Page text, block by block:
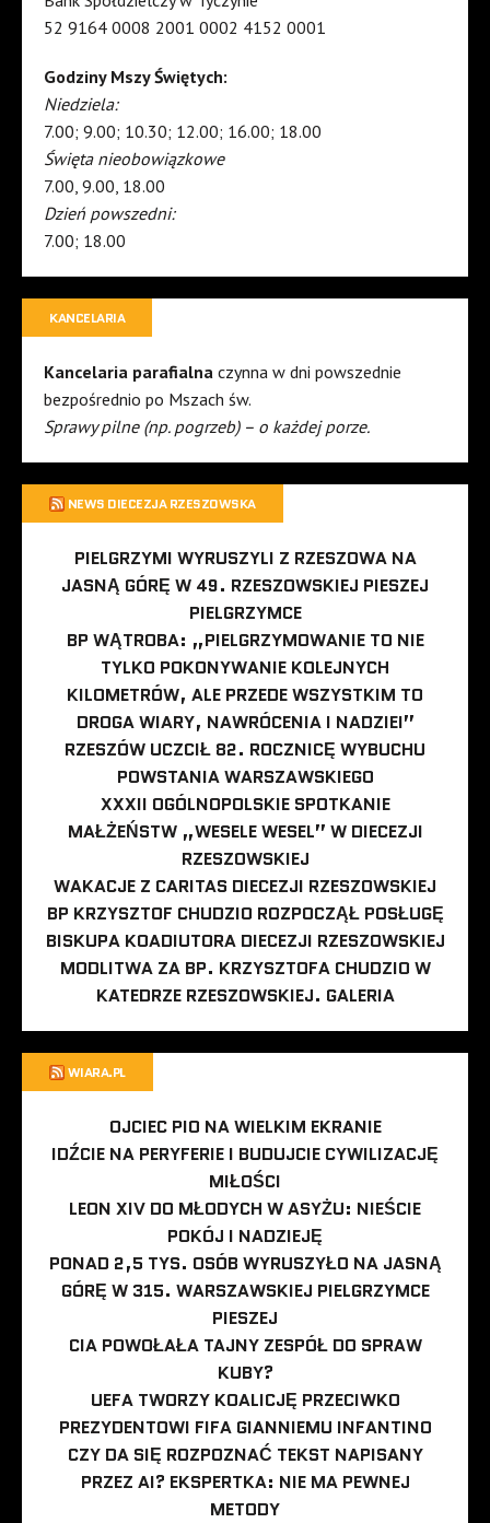
52 9164 0008 2001 0002 4152 0001
Godziny Mszy Świętych:
Niedziela:
7.00; 9.00; 10.30; 12.00; 16.00; 18.00
Święta nieobowiązkowe
7.00, 9.00, 18.00
Dzień powszedni:
7.00; 18.00
KANCELARIA
Kancelaria parafialna czynna w dni powszednie
bezpośrednio po Mszach św.
Sprawy pilne (np. pogrzeb) – o każdej porze.
NEWS DIECEZJA RZESZOWSKA
PIELGRZYMI WYRUSZYLI Z RZESZOWA NA
JASNĄ GÓRĘ W 49. RZESZOWSKIEJ PIESZEJ
PIELGRZYMCE
BP WĄTROBA: „PIELGRZYMOWANIE TO NIE
TYLKO POKONYWANIE KOLEJNYCH
KILOMETRÓW, ALE PRZEDE WSZYSTKIM TO
DROGA WIARY, NAWRÓCENIA I NADZIEI”
RZESZÓW UCZCIŁ 82. ROCZNICĘ WYBUCHU
POWSTANIA WARSZAWSKIEGO
XXXII OGÓLNOPOLSKIE SPOTKANIE
MAŁŻEŃSTW „WESELE WESEL” W DIECEZJI
RZESZOWSKIEJ
WAKACJE Z CARITAS DIECEZJI RZESZOWSKIEJ
BP KRZYSZTOF CHUDZIO ROZPOCZĄŁ POSŁUGĘ
BISKUPA KOADIUTORA DIECEZJI RZESZOWSKIEJ
MODLITWA ZA BP. KRZYSZTOFA CHUDZIO W
KATEDRZE RZESZOWSKIEJ. GALERIA
WIARA.PL
OJCIEC PIO NA WIELKIM EKRANIE
IDŹCIE NA PERYFERIE I BUDUJCIE CYWILIZACJĘ
MIŁOŚCI
LEON XIV DO MŁODYCH W ASYŻU: NIEŚCIE
POKÓJ I NADZIEJĘ
PONAD 2,5 TYS. OSÓB WYRUSZYŁO NA JASNĄ
GÓRĘ W 315. WARSZAWSKIEJ PIELGRZYMCE
PIESZEJ
CIA POWOŁAŁA TAJNY ZESPÓŁ DO SPRAW
KUBY?
UEFA TWORZY KOALICJĘ PRZECIWKO
PREZYDENTOWI FIFA GIANNIEMU INFANTINO
CZY DA SIĘ ROZPOZNAĆ TEKST NAPISANY
PRZEZ AI? EKSPERTKA: NIE MA PEWNEJ
METODY